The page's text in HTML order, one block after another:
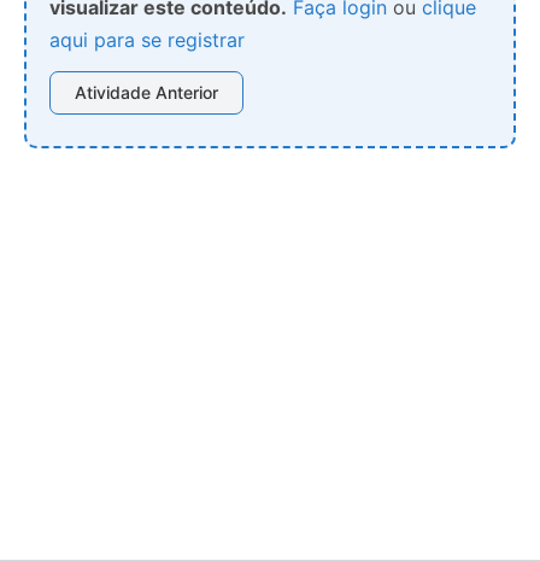
visualizar este conteúdo. Faça login ouclique
aqui para se registrar
Atividade Anterior